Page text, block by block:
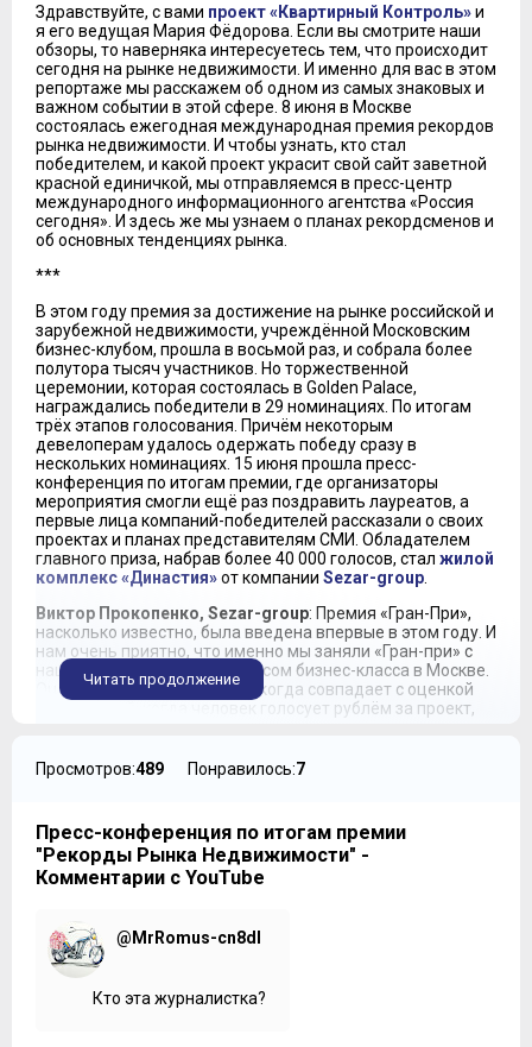
Здравствуйте, с вами проект «Квартирный Контроль»и
я его ведущая Мария Фёдорова. Если вы смотрите наши
обзоры, то наверняка интересуетесь тем, что происходит
сегодня на рынке недвижимости. И именно для вас в этом
репортаже мы расскажем об одном из самых знаковых и
важном событии в этой сфере. 8 июня в Москве
состоялась ежегодная международная премия рекордов
рынка недвижимости. И чтобы узнать, кто стал
победителем, и какой проект украсит свой сайт заветной
красной единичкой, мы отправляемся в пресс-центр
международного информационного агентства «Россия
сегодня». И здесь же мы узнаем о планах рекордсменов и
об основных тенденциях рынка.
***
В этом году премия за достижение на рынке российской и
зарубежной недвижимости, учреждённой Московским
бизнес-клубом, прошла в восьмой раз, и собрала более
полутора тысяч участников. Но торжественной
церемонии, которая состоялась в Golden Palace,
награждались победители в 29 номинациях. По итогам
трёх этапов голосования. Причём некоторым
девелоперам удалось одержать победу сразу в
нескольких номинациях. 15 июня прошла пресс-
конференция по итогам премии, где организаторы
мероприятия смогли ещё раз поздравить лауреатов, а
первые лица компаний-победителей рассказали о своих
проектах и планах представителям СМИ. Обладателем
главного приза, набрав более 40 000 голосов, стал жилой
комплекс «Династия»от компании Sezar-group
Виктор Прокопенко, Sezar-group: Премия «Гран-При»,
насколько известно, была введена впервые в этом году. И
нам очень приятно, что именно мы заняли «Гран-при» с
нашим первым жилым корпусом бизнес-класса в Москве.
Оценка профессиональная, когда совпадает с оценкой
покупателей, когда человек голосует рублём за проект,
людьми, которые тут будут жить.
Мария Фёдорова: Вы получили главный приз в этот раз.
Как ощущения, и какие ожидания с точки зрения
всплеска покупательской активности, лояльности?
профессиональная оценка нам очень приятна и мы
каждый раз, когда получаем премию, пересматриваем
свои оппозиции, потому что одно дело, что за нас
нравится, и мы воодушевлены. А оценка
Читать продолжение
Просмотров:489 Понравилось:7
Пресс-конференция по итогам премии
"Рекорды Рынка Недвижимости" -
Комментарии с YouTube
@MrRomus-cn8dl
Кто эта журналистка?